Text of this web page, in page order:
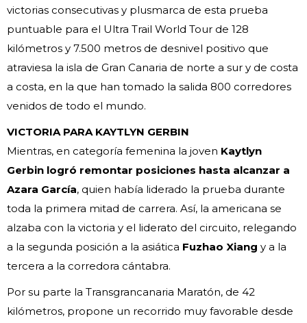
victorias consecutivas y plusmarca de esta prueba
puntuable para el Ultra Trail World Tour de 128
kilómetros y 7.500 metros de desnivel positivo que
atraviesa la isla de Gran Canaria de norte a sur y de costa
a costa, en la que han tomado la salida 800 corredores
venidos de todo el mundo.
VICTORIA PARA KAYTLYN GERBIN
Mientras, en categoría femenina la joven Kaytlyn
Gerbin logró remontar posiciones hasta alcanzar a
Azara García, quien había liderado la prueba durante
toda la primera mitad de carrera. Así, la americana se
alzaba con la victoria y el liderato del circuito, relegando
a la segunda posición a la asiática Fuzhao Xiang y a la
tercera a la corredora cántabra.
Por su parte la Transgrancanaria Maratón, de 42
kilómetros, propone un recorrido muy favorable desde